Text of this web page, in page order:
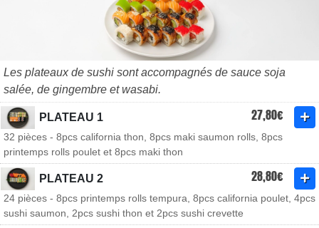
Les plateaux de sushi sont accompagnés de sauce soja
salée, de gingembre et wasabi.
PLATEAU 1 27,80€
32 pièces - 8pcs california thon, 8pcs maki saumon rolls, 8pcs
printemps rolls poulet et 8pcs maki thon
PLATEAU 2 28,80€
24 pièces - 8pcs printemps rolls tempura, 8pcs california poulet, 4pcs
sushi saumon, 2pcs sushi thon et 2pcs sushi crevette